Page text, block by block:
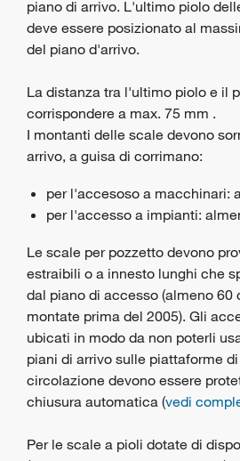
piano di arrivo. L'ultimo piolo
deve essere posizionato al
del piano d'arrivo.
La distanza tra l'ultimo piolo e il
corrispondere a max. 75 mm .
I montanti delle scale devono
arrivo, a guisa di corrimano:
per l'accesoso a macchinari:
per l'accesso a impianti:
Le scale per pozzetto devono
estraibili o a innesto lunghi che
dal piano di accesso (almeno 60
montate prima del 2005). Gli
ubicati in modo da non poterli
piani di arrivo sulle piattaforme
circolazione devono essere
chiusura automatica (vedi
Per le scale a pioli dotate di